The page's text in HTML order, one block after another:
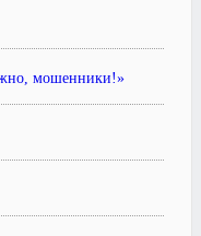
мошенники!»